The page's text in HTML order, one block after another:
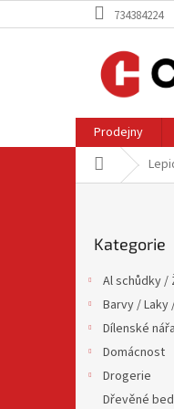
na
734384224
Prodejny
Domů
kategorie
Kategorie
Al schůdky /
Barvy / Laky
Dílenské
Domácnost
Drogerie
Dřevěné